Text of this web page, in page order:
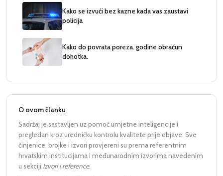
Kako se izvući bez kazne kada vas zaustavi
policija
Kako do povrata poreza. godine obračun
dohotka.
O ovom članku
Sadržaj je sastavljen uz pomoć umjetne inteligencije i
pregledan kroz uredničku kontrolu kvalitete prije objave. Sve
činjenice, brojke i izvori provjereni su prema referentnim
hrvatskim institucijama i međunarodnim izvorima navedenim
u sekciji Izvori i reference.